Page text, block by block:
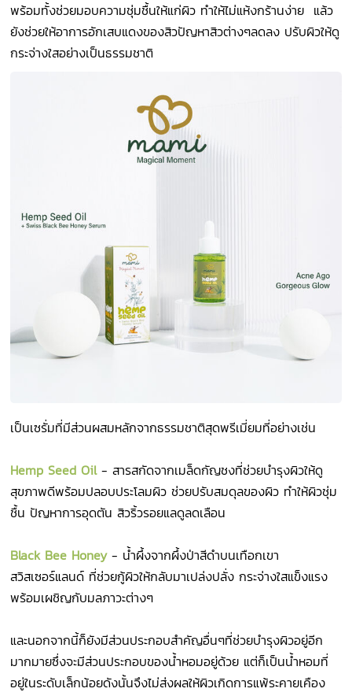
พร้อมทั้งช่วยมอบความชุ่มชื้นให้แก่ผิว ทำให้ไม่แห้งกร้านง่าย แล้ว
ยังช่วยให้อาการอักเสบแดงของสิวปัญหาสิวต่างๆลดลง ปรับผิวให้ดู
กระจ่างใสอย่างเป็นธรรมชาติ
เป็นเซรั่มที่มีส่วนผสมหลักจากธรรมชาติสุดพรีเมี่ยมที่อย่างเช่น
Hemp Seed Oil-สารสกัดจากเมล็ดกัญชงที่ช่วยบำรุงผิวให้ดู
สุขภาพดีพร้อมปลอบประโลมผิว ช่วยปรับสมดุลของผิว ทำให้ผิวชุ่ม
ชื้น ปัญหาการอุดตัน สิวริ้วรอยแลดูลดเลือน
Black Bee Honey- น้ำผึ้งจากผึ้งป่าสีดำบนเทือกเขา
สวิสเซอร์แลนด์ ที่ช่วยกู้ผิวให้กลับมาเปล่งปลั่ง กระจ่างใสแข็งแรง
พร้อมเผชิญกับมลภาวะต่างๆ
และนอกจากนี้ก็ยังมีส่วนประกอบสำคัญอื่นๆที่ช่วยบำรุงผิวอยู่อีก
มากมายซึ่งจะมีส่วนประกอบของน้ำหอมอยู่ด้วย แต่ก็เป็นน้ำหอมที่
อยู่ในระดับเล็กน้อยดังนั้นจึงไม่ส่งผลให้ผิวเกิดการแพ้ระคายเคือง